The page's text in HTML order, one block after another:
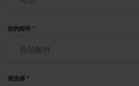
你的邮件 *
请选择 *